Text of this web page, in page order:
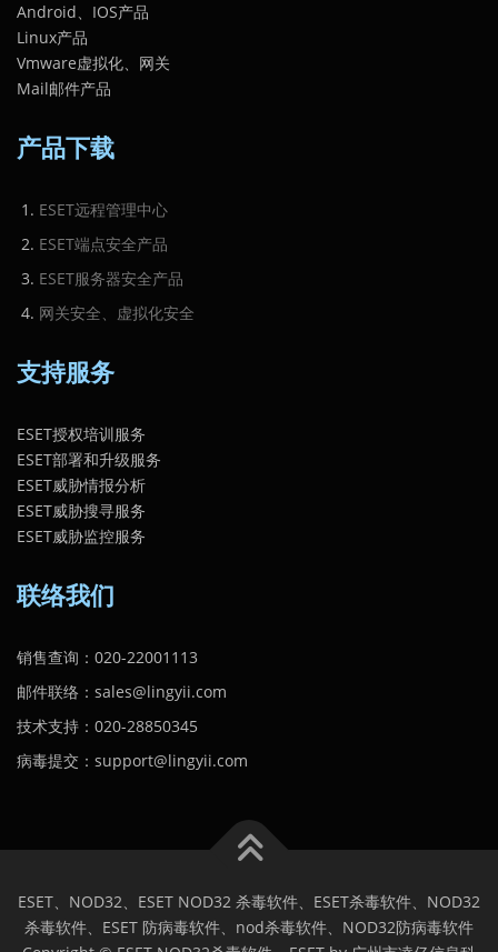
Android、IOS产品
Linux产品
Vmware虚拟化、网关
Mail邮件产品
产品下载
ESET远程管理中心
ESET端点安全产品
ESET服务器安全产品
网关安全、虚拟化安全
支持服务
ESET授权培训服务
ESET部署和升级服务
ESET威胁情报分析
ESET威胁搜寻服务
ESET威胁监控服务
联络我们
销售查询：020-22001113
邮件联络：sales@lingyii.com
技术支持：020-28850345
病毒提交：support@lingyii.com
ESET、NOD32、ESET NOD32 杀毒软件、ESET杀毒软件、NOD32
杀毒软件、ESET 防病毒软件、nod杀毒软件、NOD32防病毒软件